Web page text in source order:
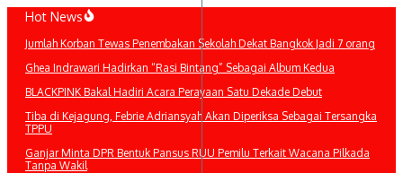
Lewati
konten
Hot News
Jumlah Korban Tewas Penembakan Sekolah Dekat Bangkok Jadi 7 orang
Ghea Indrawari Hadirkan “Rasi Bintang” Sebagai Album Kedua
BLACKPINK Bakal Hadiri Acara Perayaan Satu Dekade Debut
Tiba di Kejagung, Febrie Adriansyah Akan Diperiksa Sebagai Tersangka
TPPU
Ganjar Minta DPR Bentuk Pansus RUU Pemilu Terkait Wacana Pilkada
Tanpa Wakil